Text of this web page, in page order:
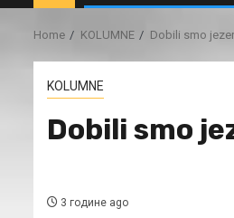
Home KOLUMNE Dobili smo
KOLUMNE
Dobili smo
3 године ago